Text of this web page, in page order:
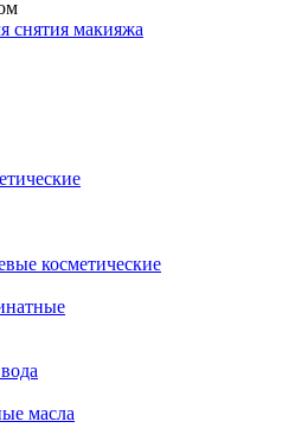
снятия макияжа
косметические
масла